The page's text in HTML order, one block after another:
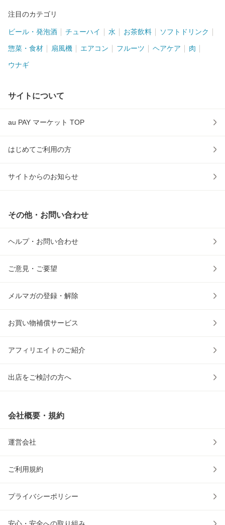
注目のカテゴリ
ビール・発泡酒 チューハイ 水 お茶飲料 ソフトドリンク
惣菜・食材 扇風機 エアコン フルーツ ヘアケア 肉
ウナギ
サイトについて
au PAY マーケット TOP
はじめてご利用の方
サイトからのお知らせ
その他・お問い合わせ
ヘルプ・お問い合わせ
ご意見・ご要望
メルマガの登録・解除
お買い物補償サービス
アフィリエイトのご紹介
出店をご検討の方へ
会社概要・規約
運営会社
ご利用規約
プライバシーポリシー